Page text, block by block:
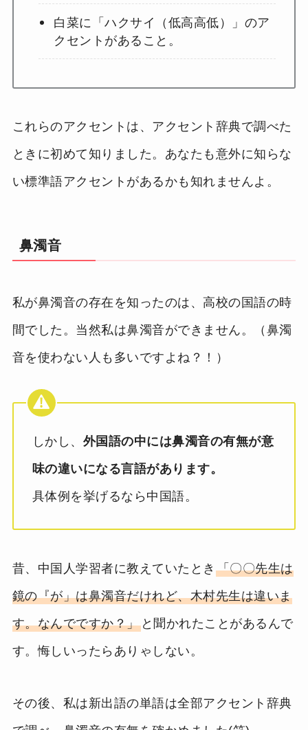
白菜に「ハクサイ（低高高低）」のア
クセントがあること。
これらのアクセントは、アクセント辞典で調べた
ときに初めて知りました。あなたも意外に知らな
い標準語アクセントがあるかも知れませんよ。
鼻濁音
私が鼻濁音の存在を知ったのは、高校の国語の時
間でした。当然私は鼻濁音ができません。（鼻濁
音を使わない人も多いですよね？！）
しかし、 外国語の中には鼻濁音の有無が意
味の違いになる言語があります。
具体例を挙げるなら中国語。
昔、中国人学習者に教えていたとき 「〇〇先生は
鏡の『が」は鼻濁音だけれど、木村先生は違いま
す。なんでですか？」と聞かれたことがあるんで
す。悔しいったらありゃしない。
その後、私は新出語の単語は全部アクセント辞典